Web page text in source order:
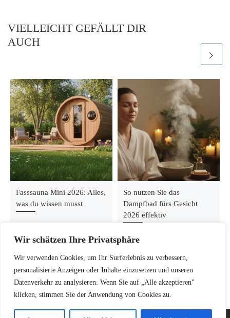
Wir schätzen Ihre Privatsphäre
Wir verwenden Cookies, um Ihr Surferlebnis zu verbessern,
personalisierte Anzeigen oder Inhalte einzusetzen und unseren
Datenverkehr zu analysieren. Wenn Sie auf „Alle akzeptieren"
klicken, stimmen Sie der Anwendung von Cookies zu.
VIELLEICHT GEFÄLLT DIR
AUCH
Fasssauna Mini 2026: Alles,
was du wissen musst
So nutzen Sie das
Dampfbad fürs Gesicht
2026 effektiv